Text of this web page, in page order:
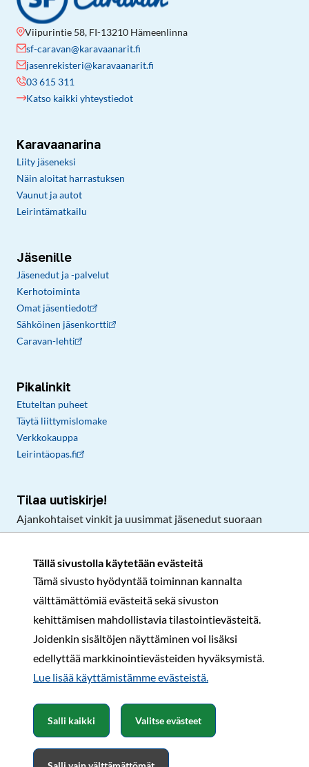
Tällä sivustolla käytetään evästeitä
Tämä sivusto hyödyntää toiminnan kannalta
välttämättömiä evästeitä sekä sivuston
kehittämisen mahdollistavia tilastointievästeitä.
Joidenkin sisältöjen näyttäminen voi lisäksi
edellyttää markkinointievästeiden hyväksymistä.
Lue lisää käyttämistämme evästeistä.​​​​​​
Salli kaikki Valitse evästeet
Viipurintie 58, FI-13210 Hämeenlinna
sf-caravan@karavaanarit.fi
jasenrekisteri@karavaanarit.fi
03 615 311
Katso kaikki yhteystiedot
Karavaanarina
Liity jäseneksi
Näin aloitat harrastuksen
Vaunut ja autot
Leirintämatkailu
Jäsenille
Jäsenedut ja -palvelut
Kerhotoiminta
Omat jäsentiedot
Sähköinen jäsenkortti
Caravan-lehti
Pikalinkit
Etuteltan puheet
Täytä liittymislomake
Verkkokauppa
Leirintäopas.fi
Tilaa uutiskirje!
Ajankohtaiset vinkit ja uusimmat jäsenedut suoraan
Rekisteri- ja tietosuojaselosteSopimusehdot